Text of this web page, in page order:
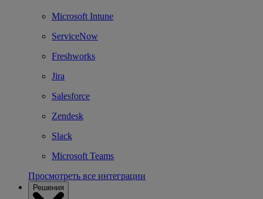
Microsoft Intune
ServiceNow
Freshworks
Jira
Salesforce
Zendesk
Slack
Microsoft Teams
Просмотреть все интеграции
Решения